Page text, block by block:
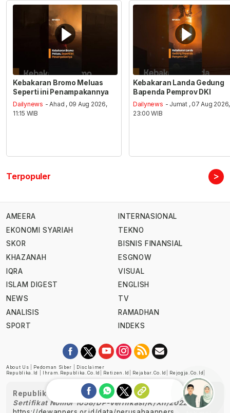
Kebakaran Bromo Meluas
Seperti ini Penampakannya
Dailynews - Ahad , 09 Aug 2026,
11:15 WIB
Kebakaran Landa Gedung
Bapenda Pemprov DKI
Dailynews - Jumat , 07 Aug 2026,
23:00 WIB
Terpopuler >
AMEERA
EKONOMI SYARIAH
SKOR
KHAZANAH
IQRA
ISLAM DIGEST
NEWS
ANALISIS
SPORT
INTERNASIONAL
TEKNO
BISNIS FINANSIAL
ESGNOW
VISUAL
ENGLISH
TV
RAMADHAN
INDEKS
About Us Pedoman Siber
Disclaimer
Republika.id
Ihram.republika.co.id Retizen.id Rejabar.co.id Rejogja.co.id
Republika telah diverifikasi oleh Dewan Pers
Sertifikat Nomor 1058/DP-Verifikasi/K/XII/2022